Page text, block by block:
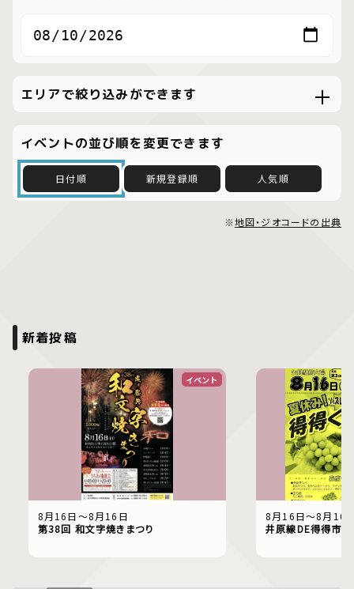
エリアで絞り込みができます
イベントの並び順を変更できます
日付順 新規登録順 人気順
※地図・ジオコードの出典
新着投稿
イベント
8月16日〜8月16日
第38回 和文字焼きまつり
8月16日〜8月16
井原線DE得得市